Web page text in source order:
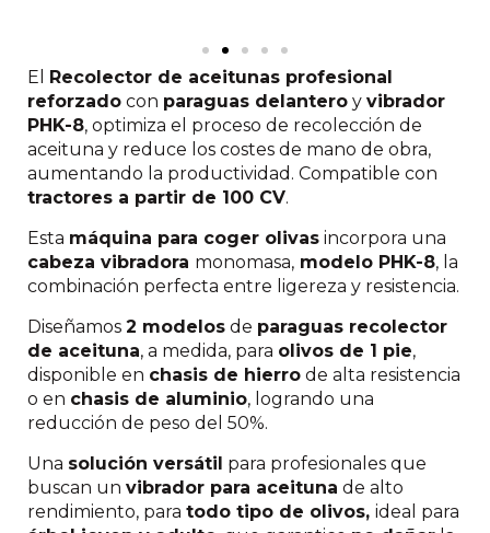
El
Recolector de aceitunas profesional
reforzado con paraguas delantero y vibrador
PHK-8, optimiza el proceso de recolección de
aceituna y reduce los costes de mano de obra,
aumentando la productividad. Compatible con
tractores a partir de 100 CV.
Esta máquina para coger olivas incorpora una
cabeza vibradora monomasa, modelo PHK-8, la
combinación perfecta entre ligereza y resistencia.
Diseñamos 2 modelos de paraguas recolector
de aceituna, a medida, para olivos de 1 pie,
disponible en chasis de hierro de alta resistencia
o en chasis de aluminio, logrando una
reducción de peso del 50%.
Una solución versátil para profesionales que
buscan un vibrador para aceituna de alto
rendimiento, para todo tipo de olivos, ideal para